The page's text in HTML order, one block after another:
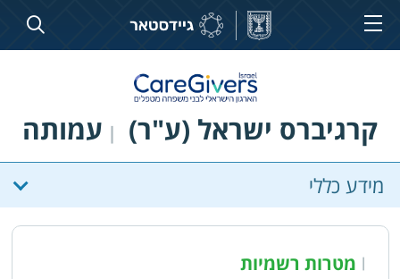
קרגיברס ישראל (ע"ר) | עמותה
מידע כללי
| מטרות רשמיות